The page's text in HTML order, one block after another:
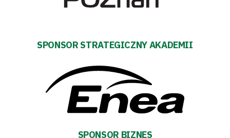
#WARTOpobrać
SPONSOR STRATEGICZNY AKADEMII
SPONSOR BIZNES